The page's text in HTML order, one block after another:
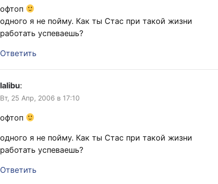
офтоп
одного я не пойму. Как ты Стас при такой жизни
работать успеваешь?
Ответить
lalibu:
Вт, 25 Апр, 2006 в 17:10
офтоп
одного я не пойму. Как ты Стас при такой жизни
работать успеваешь?
Ответить